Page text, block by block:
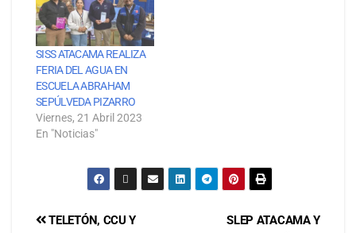
SISS ATACAMA REALIZA
FERIA DEL AGUA EN
ESCUELA ABRAHAM
SEPÚLVEDA PIZARRO
Viernes, 21 Abril 2023
En "Noticias"
SLEP ATACAMA Y
TELETÓN, CCU Y